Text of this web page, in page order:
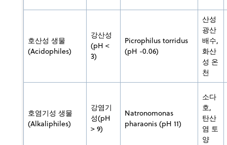
호산성 생물
(Acidophiles)
강산성
(pH <
3)
Picrophilus torridus
(pH -0.06)
산성
광산
배수,
화산
성 온
천
호염기성 생물
(Alkaliphiles)
강염기
성(pH
> 9)
Natronomonas
pharaonis (pH 11)
소다
호,
탄산
염 토
양